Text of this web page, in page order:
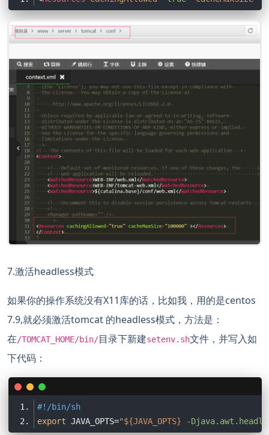
7.激活headless模式
如果你的操作系统没有X11库的话，比如我，用的是centos
7.9,就必须激活tomcat 的headless模式，方法是：
在/TOMCAT_HOME/bin/目录下新建setenv.sh文件，并写入如
下代码：
#!/bin/sh
export JAVA_OPTS="${JAVA_OPTS} -